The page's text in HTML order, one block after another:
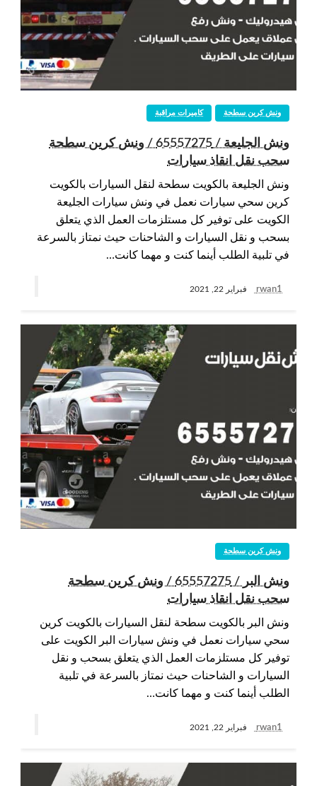
كاميرات مراقبة ونش كرين سطحة
ونش الجليعة / 65557275 / ونش كرين سطحة
سحب نقل انقاذ سيارات
ونش الجليعة بالكويت سطحة لنقل السيارات بالكويت
كرين سحي سيارات نعمل في ونش سيارات الجليعة
الكويت على توفير كل مستلزمات العمل الذي يتعلق
بسحب و نقل السيارات و الشاحنات حيث نمتاز بالسرعة
في تلبية الطلب أينما كنت و مهما كانت…
rwan1 فبراير 22, 2021
ونش كرين سطحة
ونش البر / 65557275 / ونش كرين سطحة
سحب نقل انقاذ سيارات
ونش البر بالكويت سطحة لنقل السيارات بالكويت كرين
سحي سيارات نعمل في ونش سيارات البر الكويت على
توفير كل مستلزمات العمل الذي يتعلق بسحب و نقل
السيارات و الشاحنات حيث نمتاز بالسرعة في تلبية
الطلب أينما كنت و مهما كانت…
rwan1 فبراير 22, 2021